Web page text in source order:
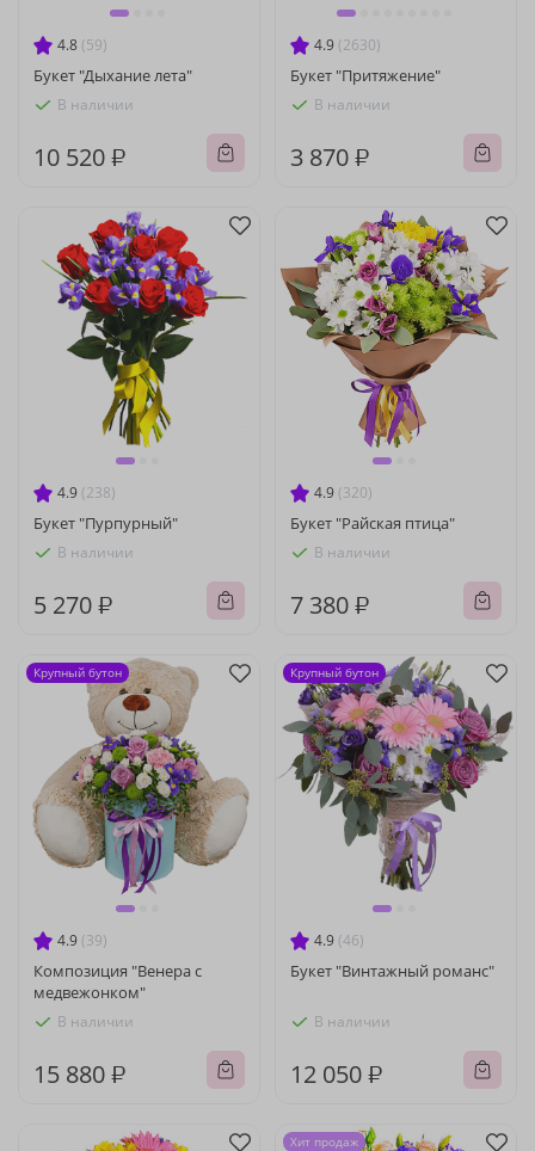
4.8 (59)
Букет "Дыхание лета"
В наличии
10 520 ₽
4.9 (2630)
Букет "Притяжение"
В наличии
3 870 ₽
4.9 (238)
Букет "Пурпурный"
В наличии
5 270 ₽
4.9 (320)
Букет "Райская птица"
В наличии
7 380 ₽
4.9 (39)
Композиция "Венера с
медвежонком"
В наличии
15 880 ₽
Крупный бутон
4.9 (46)
Букет "Винтажный романс"
В наличии
12 050 ₽
Крупный бутон
Хит продаж